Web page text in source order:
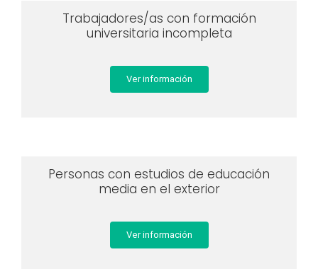
Trabajadores/as con formación
universitaria incompleta
Ver información
Personas con estudios de educación
media en el exterior
Ver información